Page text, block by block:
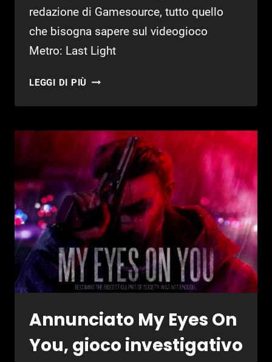
redazione di Gamesource, tutto quello
che bisogna sapere sul videogioco
Metro: Last Light
LEGGI DI PIÙ METRO:
Annunciato My Eyes On
You, gioco investigativo